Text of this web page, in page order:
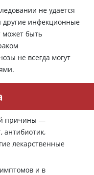
не удается
другие инфекционные
может быть
не всегда могут
причины —
антибиотик,
лекарственные
и в